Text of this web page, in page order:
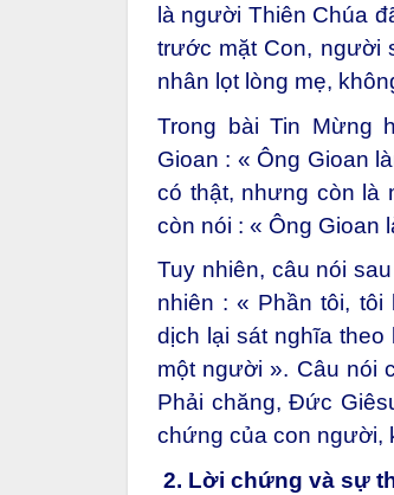
là người Thiên Chúa
trước mặt Con, người
nhân lọt lòng mẹ,
Trong bài Tin Mừng
Gioan : « Ông Gioan
có thật, nhưng còn là
còn nói : « Ông Gioan
Tuy nhiên, câu nói
nhiên : « Phần tôi,
dịch lại sát nghĩa
một người ». Câu nói
Phải chăng, Đức
chứng của con người,
2. Lời chứng và sự